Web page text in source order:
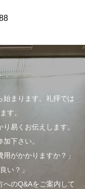
始まります。礼拝では
す。
易くお伝えします。
下さい。
がかかりますか？」
い？」
のQ&Aをご案内して